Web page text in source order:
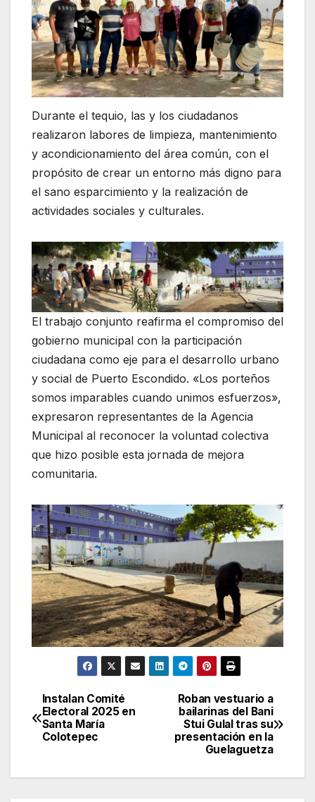
Durante el tequio, las y los ciudadanos
realizaron labores de limpieza, mantenimiento
y acondicionamiento del área común, con el
propósito de crear un entorno más digno para
el sano esparcimiento y la realización de
actividades sociales y culturales.
El trabajo conjunto reafirma el compromiso del
gobierno municipal con la participación
ciudadana como eje para el desarrollo urbano
y social de Puerto Escondido. «Los porteños
somos imparables cuando unimos esfuerzos»,
expresaron representantes de la Agencia
Municipal al reconocer la voluntad colectiva
que hizo posible esta jornada de mejora
comunitaria.
Navegación
de
Roban vestuario a
bailarinas del Bani
Stui Gulal tras su
presentación en la
Guelaguetza
Instalan Comité
Electoral 2025 en
Santa María
Colotepec